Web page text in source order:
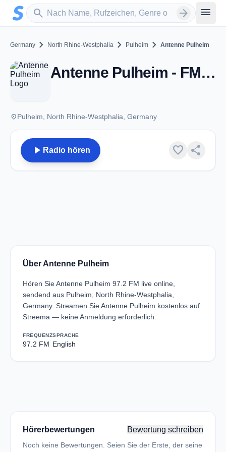
Zum Hauptinhalt springen
search
Sender suchen arrow_forward menu
Germany chevron_right North Rhine-Westphalia chevron_right Pulheim chevron_right Antenne Pulheim
Antenne Pulheim - FM 97.2 - Pulheim
placePulheim, North Rhine-Westphalia, Germany
play_arrow Radio hören favorite share
Über Antenne Pulheim
Hören Sie Antenne Pulheim 97.2 FM live online,
sendend aus Pulheim, North Rhine-Westphalia,
Germany. Streamen Sie Antenne Pulheim kostenlos auf
Streema — keine Anmeldung erforderlich.
FREQUENZ
97.2 FM
SPRACHE
English
Hörerbewertungen Bewertung schreiben
Noch keine Bewertungen. Seien Sie der Erste, der seine